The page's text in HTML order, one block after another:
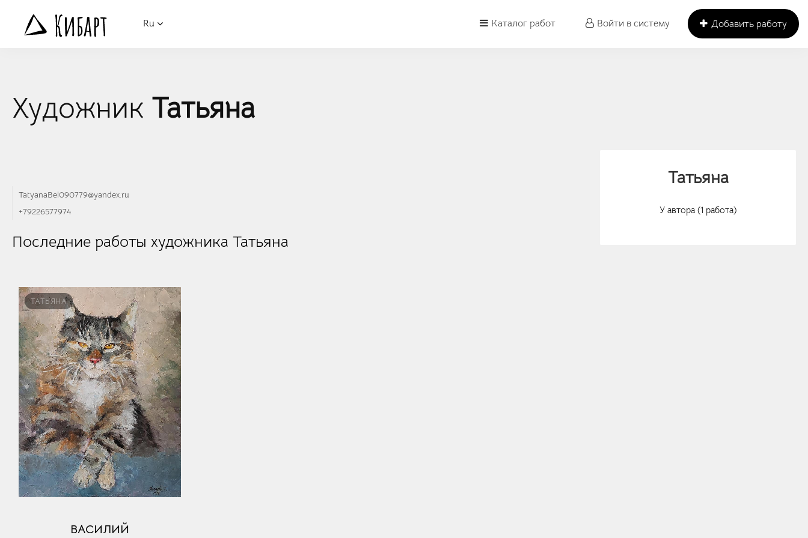
Ru Добавить работу
Каталог работ Войти в систему
Художник Татьяна
TatyanaBel090779@yandex.ru
+79226577974
Последние работы художника Татьяна
ТАТЬЯНА
ВАСИЛИЙ
Татьяна
У автора (1 работа)